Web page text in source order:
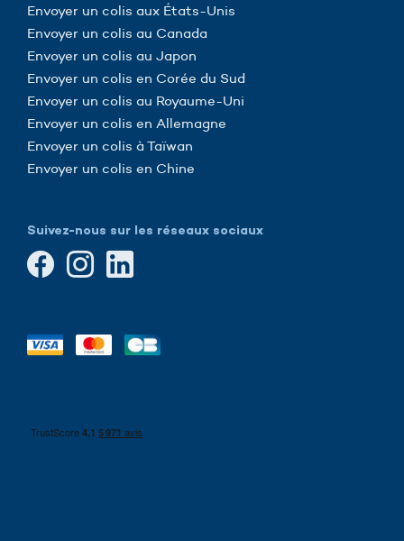
Envoyer un colis aux États-Unis
Envoyer un colis au Canada
Envoyer un colis au Japon
Envoyer un colis en Corée du Sud
Envoyer un colis au Royaume-Uni
Envoyer un colis en Allemagne
Envoyer un colis à Taïwan
Envoyer un colis en Chine
Suivez-nous sur les réseaux sociaux